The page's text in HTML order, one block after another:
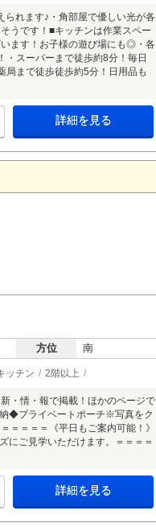
れます♪・角部屋で優しい光が各
うです！■キッチンは作業スペー
ます！お子様の遊び場にも◎・各
スーパーまで徒歩約8分！毎日
まで徒歩徒歩約5分！日用品も
詳細を見る
方位 南
ッチン 2階以上
・情・報で掲載！ほかのページで
◆プライベートポーチ※写真をク
＝＝＝＝《平日もご案内可能！》
にご見学いただけます。＝＝＝＝
詳細を見る